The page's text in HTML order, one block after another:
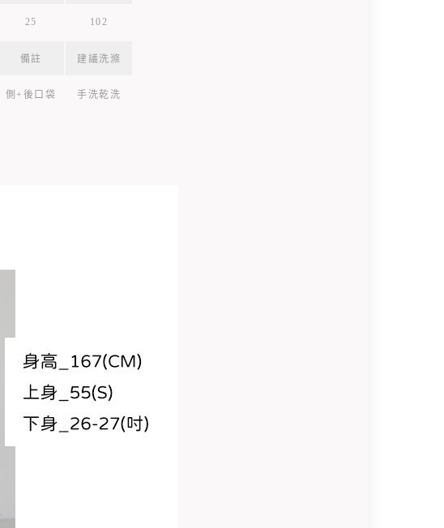
25 102
備註 建議洗滌
側+後口袋 手洗乾洗